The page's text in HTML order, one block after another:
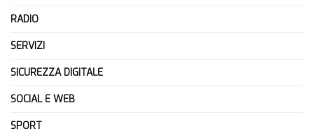
RADIO
SERVIZI
SICUREZZA DIGITALE
SOCIAL E WEB
SPORT